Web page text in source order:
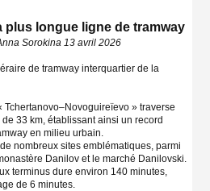
plus longue ligne de tramway
Sorokina 13 avril 2026
de tramway interquartier de la
Tchertanovo–Novoguireïevo » traverse
33 km, établissant ainsi un record
en milieu urbain.
nombreux sites emblématiques, parmi
Danilov et le marché Danilovski.
terminus dure environ 140 minutes,
de 6 minutes.